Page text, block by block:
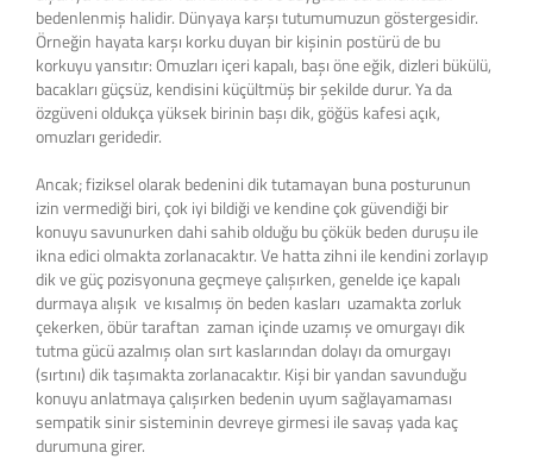
bedenlenmiş halidir. Dünyaya karşı tutumumuzun göstergesidir.
Örneğin hayata karşı korku duyan bir kişinin postürü de bu
korkuyu yansıtır: Omuzları içeri kapalı, başı öne eğik, dizleri bükülü,
bacakları güçsüz, kendisini küçültmüş bir şekilde durur. Ya da
özgüveni oldukça yüksek birinin başı dik, göğüs kafesi açık,
omuzları geridedir.
Ancak; fiziksel olarak bedenini dik tutamayan buna posturunun
izin vermediği biri, çok iyi bildiği ve kendine çok güvendiği bir
konuyu savunurken dahi sahib olduğu bu çökük beden duruşu ile
ikna edici olmakta zorlanacaktır. Ve hatta zihni ile kendini zorlayıp
dik ve güç pozisyonuna geçmeye çalışırken, genelde içe kapalı
durmaya alışık ve kısalmış ön beden kasları uzamakta zorluk
çekerken, öbür taraftan zaman içinde uzamış ve omurgayı dik
tutma gücü azalmış olan sırt kaslarından dolayı da omurgayı
(sırtını) dik taşımakta zorlanacaktır. Kişi bir yandan savunduğu
konuyu anlatmaya çalışırken bedenin uyum sağlayamaması
sempatik sinir sisteminin devreye girmesi ile savaş yada kaç
durumuna girer.